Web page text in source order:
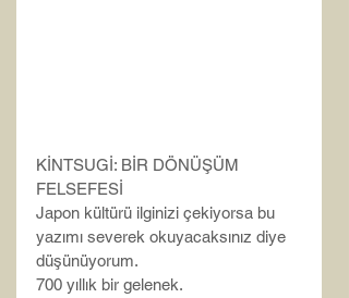
KİNTSUGİ: BİR DÖNÜŞÜM
FELSEFESİ
Japon kültürü ilginizi çekiyorsa bu
yazımı severek okuyacaksınız diye
düşünüyorum.
700 yıllık bir gelenek.